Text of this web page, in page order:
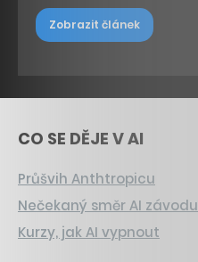
Zobrazit článek
CO SE DĚJE V AI
Průšvih Anthtropicu
Nečekaný směr AI závodu
Kurzy, jak AI vypnout